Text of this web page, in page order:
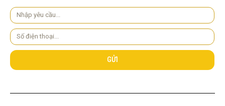
Yêu
cầu
Số
điện
thoại
GỬI